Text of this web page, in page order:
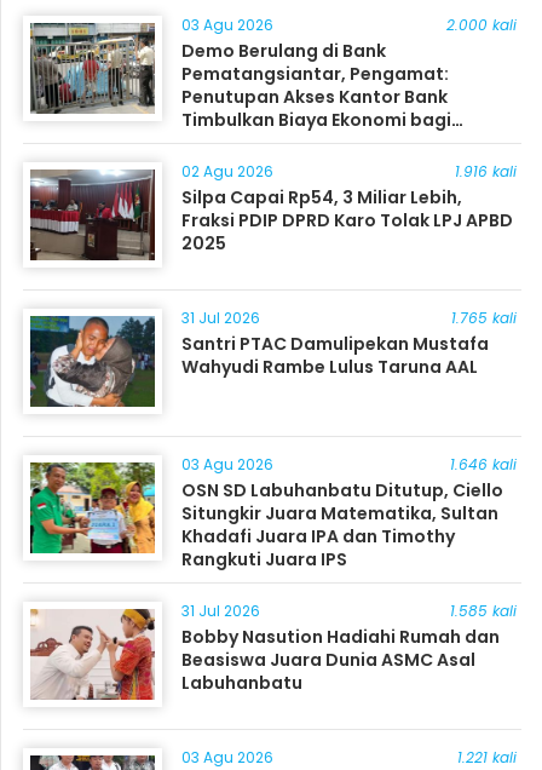
03 Agu 2026 2.000 kali
Demo Berulang di Bank
Pematangsiantar, Pengamat:
Penutupan Akses Kantor Bank
Timbulkan Biaya Ekonomi bagi
Masyarakat
02 Agu 2026 1.916 kali
Silpa Capai Rp54, 3 Miliar Lebih,
Fraksi PDIP DPRD Karo Tolak LPJ APBD
2025
31 Jul 2026 1.765 kali
Santri PTAC Damulipekan Mustafa
Wahyudi Rambe Lulus Taruna AAL
03 Agu 2026 1.646 kali
OSN SD Labuhanbatu Ditutup, Ciello
Situngkir Juara Matematika, Sultan
Khadafi Juara IPA dan Timothy
Rangkuti Juara IPS
31 Jul 2026 1.585 kali
Bobby Nasution Hadiahi Rumah dan
Beasiswa Juara Dunia ASMC Asal
Labuhanbatu
03 Agu 2026 1.221 kali